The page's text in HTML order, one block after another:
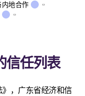
内地合作
信任列表
，广东省经济和信